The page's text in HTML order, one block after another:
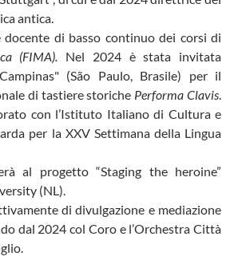
antica.
di basso continuo dei corsi di
(FIMA).
Nel 2024 è stata invitata
(São Paulo, Brasile) per il
di tastiere storiche Performa Clavis
con l’Istituto Italiano di Cultura e
per la XXV Settimana della Lingua
al progetto “Staging the heroine”
(NL).
di divulgazione e mediazione
dal 2024 col Coro e l’Orchestra Città